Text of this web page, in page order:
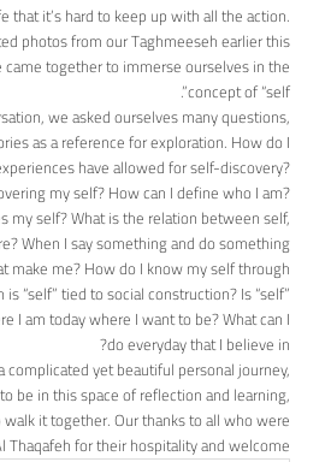
that it’s hard to keep up with all the action.
photos from our Taghmeeseh earlier this
together to immerse ourselves in the
concept of “self”.
we asked ourselves many questions,
as a reference for exploration. How do I
have allowed for self-discovery?
my self? How can I define who I am?
my self? What is the relation between self,
When I say something and do something
make me? How do I know my self through
“self” tied to social construction? Is “self”
I am today where I want to be? What can I
do everyday that I believe in?
complicated yet beautiful personal journey,
be in this space of reflection and learning,
it together. Our thanks to all who were
Thaqafeh for their hospitality and welcome..